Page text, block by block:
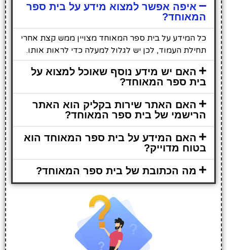
איפה אפשר למצוא מידע על בית ספר
המאוחד?
כל המידע על בית ספר המאוחד מצויין ממש קצת אחרי
תחילת העמוד, לכן יש לגלול למעלה כדי לראות אותו.
האם יש מידע נוסף שאוכל למצוא על
בית ספר המאוחד?
האם האתר שירות בקליק הוא האתר
הרישמי של בית ספר המאוחד?
האם המידע על בית ספר המאוחד הוא
בטוח מדוייק?
מה הכתובת של בית ספר המאוחד?